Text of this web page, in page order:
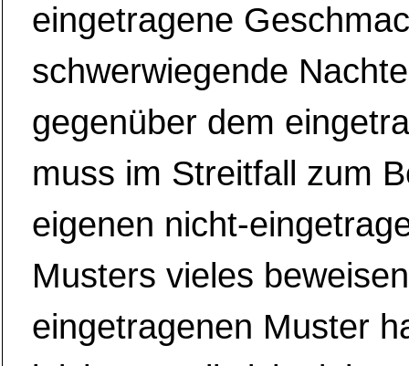
eingetragene
schwerwiegende
gegenüber dem
muss im Streitfall zum
eigenen nicht-
Musters vieles
eingetragenen Muster